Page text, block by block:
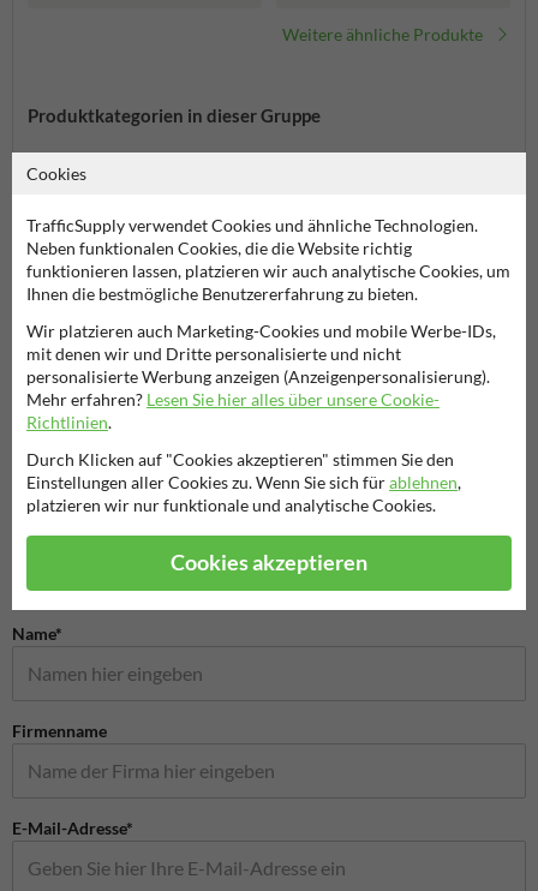
Weitere ähnliche Produkte
Produktkategorien in dieser Gruppe
Parkplatzschilder
Parkschilder
Stellen Sie Ihre Frage an NachbarschaftsschutzSchild.de
Name*
Firmenname
E-Mail-Adresse*
Cookies
TrafficSupply verwendet Cookies und ähnliche Technologien.
Neben funktionalen Cookies, die die Website richtig
funktionieren lassen, platzieren wir auch analytische Cookies, um
Ihnen die bestmögliche Benutzererfahrung zu bieten.
Wir platzieren auch Marketing-Cookies und mobile Werbe-IDs,
mit denen wir und Dritte personalisierte und nicht
personalisierte Werbung anzeigen (Anzeigenpersonalisierung).
Mehr erfahren? Lesen Sie hier alles über unsere Cookie-
Richtlinien.
Durch Klicken auf "Cookies akzeptieren" stimmen Sie den
Einstellungen aller Cookies zu. Wenn Sie sich fürablehnen,
platzieren wir nur funktionale und analytische Cookies.
Cookies akzeptieren